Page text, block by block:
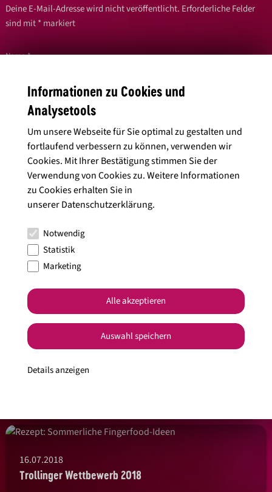
Deine E-Mail-Adresse wird nicht veröffentlicht. Erforderliche Felder
sind mit* markiert
Name*
E-Mail-Adresse*
Kommentar*
Ja, ich habe die Datenschutzbedingungengelesen und stimme diesen
16.07.2018
Trollinger Wettbewerb 2018
Informationen zu Cookies und
Analysetools
Um unsere Webseite für Sie optimal zu gestalten und
fortlaufend verbessern zu können, verwenden wir
Cookies. Mit Ihrer Bestätigung stimmen Sie der
Verwendung von Cookies zu. Weitere Informationen
zu Cookies erhalten Sie in
unsererDatenschutzerklärung.
Notwendig
Statistik
Marketing
Details anzeigen
Auswahl speichern
Alle akzeptieren